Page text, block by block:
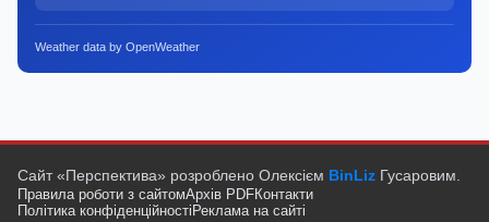
Weather data by OpenWeather
Сайт «Перспектива» розроблено Олексієм BinLiz Гусаровим.
Правила роботи з сайтомАрхів PDFКонтакти
Політика конфіденційності Реклама на сайті